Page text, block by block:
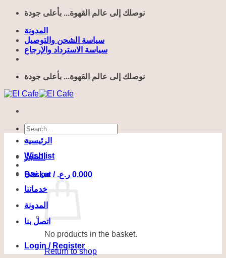
Skip
content
نوصلك إلى عالم القهوة... بأعلى جودة
المدونة
سياسة الشحن والتوصيل
سياسة الاسترداد والإرجاع
نوصلك إلى عالم القهوة... بأعلى جودة
Search
for:
Wishlist
Basket / 0.000 ر.ع.
No products in the basket.
Return to shop
الرئيسية
المتجر
من نحن
خدماتنا
المدونة
اتصل بنا
Login / Register